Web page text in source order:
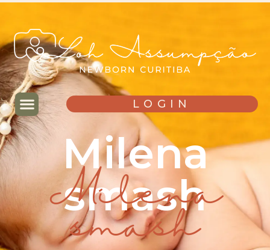
LOGIN
Milena
smash
Milena
smash